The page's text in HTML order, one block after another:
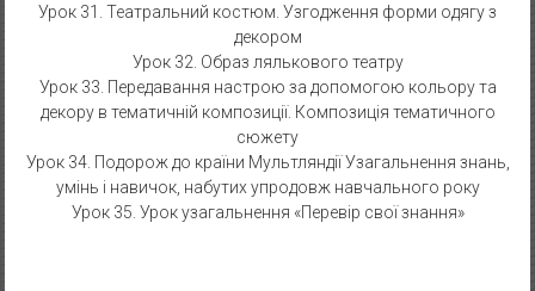
Урок 31. Театральний костюм. Узгодження форми одягу з
декором
Урок 32. Образ лялькового театру
Урок 33. Передавання настрою за допомогою кольору та
декору в тематичній композиції. Композиція тематичного
сюжету
Урок 34. Подорож до країни Мультляндії Узагальнення знань,
умінь і навичок, набутих упродовж навчального року
Урок 35. Урок узагальнення «Перевір свої знання»